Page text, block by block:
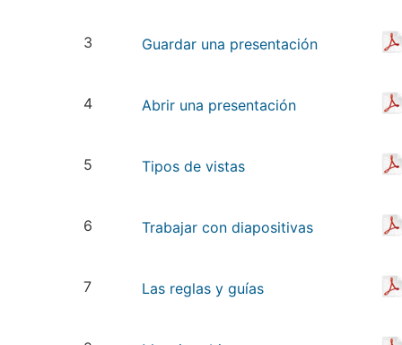
3 Guardar una presentación
4 Abrir una presentación
5 Tipos de vistas
6 Trabajar con diapositivas
7 Las reglas y guías